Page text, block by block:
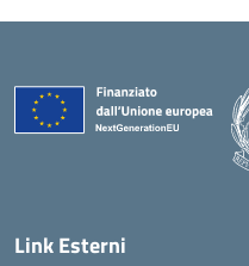
Link Esterni